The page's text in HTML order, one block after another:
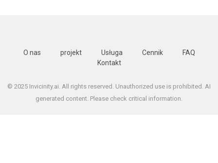
O nas projekt Usługa Cennik
FAQ
Kontakt
© 2025 Invicinity.ai. All rights reserved. Unauthorized use is prohibited. AI
generated content. Please check critical information.